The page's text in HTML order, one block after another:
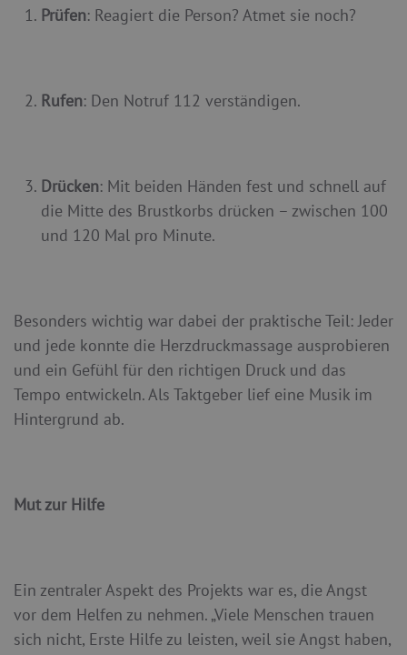
Prüfen: Reagiert die Person? Atmet sie noch?
Rufen: Den Notruf 112 verständigen.
Drücken: Mit beiden Händen fest und schnell auf
die Mitte des Brustkorbs drücken – zwischen 100
und 120 Mal pro Minute.
Besonders wichtig war dabei der praktische Teil: Jeder
und jede konnte die Herzdruckmassage ausprobieren
und ein Gefühl für den richtigen Druck und das
Tempo entwickeln. Als Taktgeber lief eine Musik im
Hintergrund ab.
Mut zur Hilfe
Ein zentraler Aspekt des Projekts war es, die Angst
vor dem Helfen zu nehmen. „Viele Menschen trauen
sich nicht, Erste Hilfe zu leisten, weil sie Angst haben,